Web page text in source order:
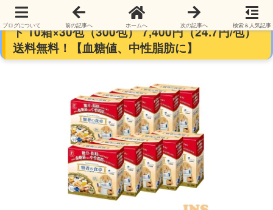
【トクホ】大塚製薬 賢者の食卓 ダブルサポー
ト 10箱×30包（300包） 7,400円（24.7円/包）
送料無料！【血糖値、中性脂肪に】
ブログについて 前の記事へ ホームへ 次の記事へ 検索＆人気記事